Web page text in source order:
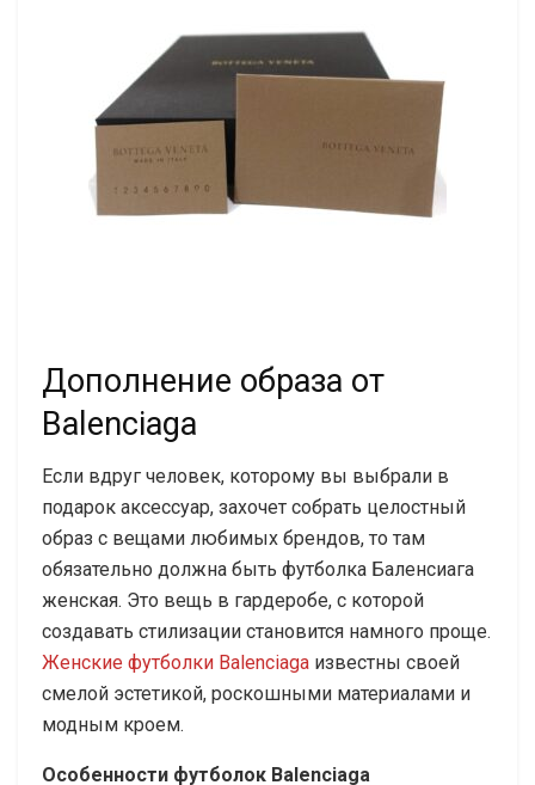
Дополнение образа от
Balenciaga
Если вдруг человек, которому вы выбрали в
подарок аксессуар, захочет собрать целостный
образ с вещами любимых брендов, то там
обязательно должна быть футболка Баленсиага
женская. Это вещь в гардеробе, с которой
создавать стилизации становится намного проще.
Женские футболки Balenciaga известны своей
смелой эстетикой, роскошными материалами и
модным кроем.
Особенности футболок Balenciaga